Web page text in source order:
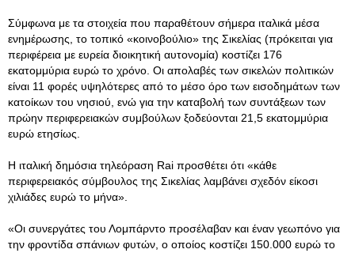
Σύμφωνα με τα στοιχεία που παραθέτουν σήμερα ιταλικά μέσα
ενημέρωσης, το τοπικό «κοινοβούλιο» της Σικελίας (πρόκειται για
περιφέρεια με ευρεία διοικητική αυτονομία) κοστίζει 176
εκατομμύρια ευρώ το χρόνο. Οι απολαβές των σικελών πολιτικών
είναι 11 φορές υψηλότερες από το μέσο όρο των εισοδημάτων των
κατοίκων του νησιού, ενώ για την καταβολή των συντάξεων των
πρώην περιφερειακών συμβούλων ξοδεύονται 21,5 εκατομμύρια
ευρώ ετησίως.
Η ιταλική δημόσια τηλεόραση Rai προσθέτει ότι «κάθε
περιφερειακός σύμβουλος της Σικελίας λαμβάνει σχεδόν είκοσι
χιλιάδες ευρώ το μήνα».
«Οι συνεργάτες του Λομπάρντο προσέλαβαν και έναν γεωπόνο για
την φροντίδα σπάνιων φυτών, ο οποίος κοστίζει 150.000 ευρώ το